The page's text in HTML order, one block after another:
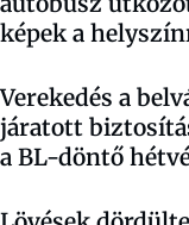
képek a
Verekedés a
járatott
a BL-döntő